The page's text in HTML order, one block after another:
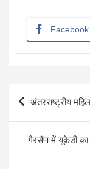
Facebook
Post
navigation
अंतरराष्ट्रीय
गैरसैंण में यूकेडी का